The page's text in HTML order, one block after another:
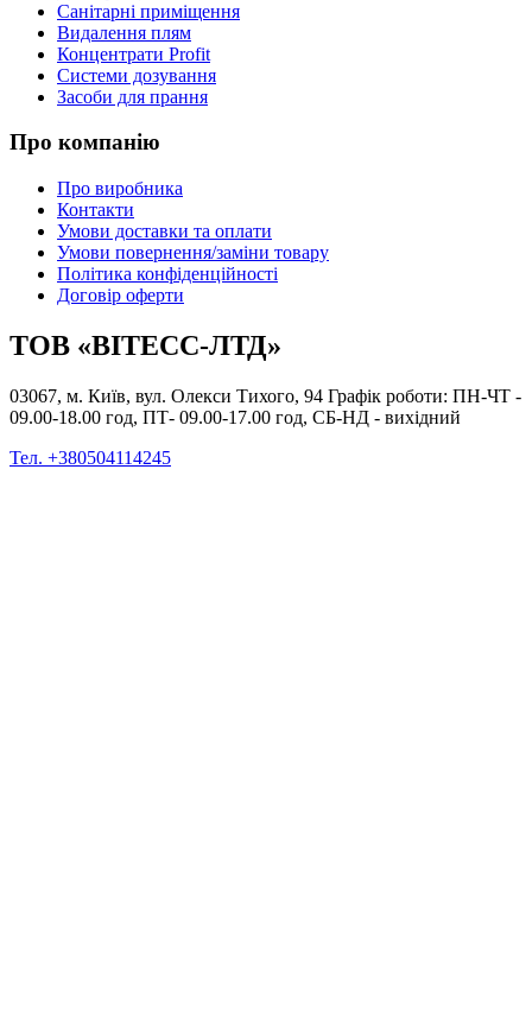
Санітарні приміщення
Видалення плям
Концентрати Profit
Системи дозування
Засоби для прання
Про компанію
Про виробника
Контакти
Умови доставки та оплати
Умови повернення/заміни товару
Політика конфіденційності
Договір оферти
ТОВ «ВІТЕСС-ЛТД»
03067, м. Київ, вул. Олекси Тихого, 94 Графік роботи: ПН-ЧТ -
09.00-18.00 год, ПТ- 09.00-17.00 год, СБ-НД - вихідний
Тел. +380504114245